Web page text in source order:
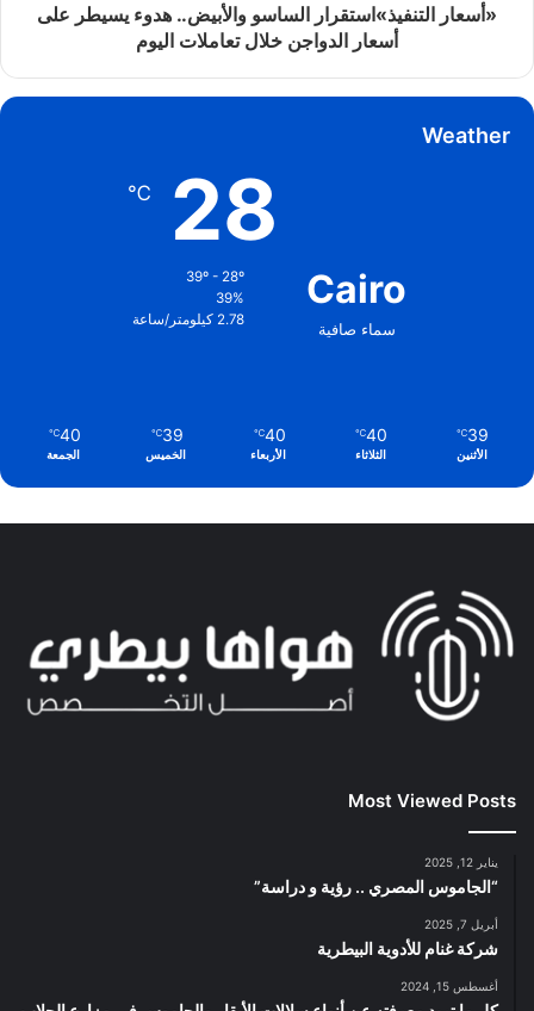
«أسعار التنفيذ»استقرار الساسو والأبيض.. هدوء يسيطر على
أسعار الدواجن خلال تعاملات اليوم
Weather
Cairo
سماء صافية
28
℃
39%
2.78 كيلومتر/ساعة
39
℃
الأثنين
40
℃
الثلاثاء
40
℃
الأربعاء
39
℃
الخميس
40
℃
الجمعة
Most Viewed Posts
يناير 12, 2025
“الجاموس المصري .. رؤية و دراسة”
أبريل 7, 2025
شركة غنام للأدوية البيطرية
أغسطس 15, 2024